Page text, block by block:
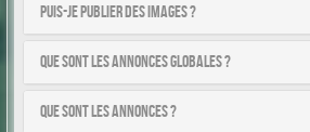
Puis-je publier des images ?
Que sont les annonces globales ?
Que sont les annonces ?